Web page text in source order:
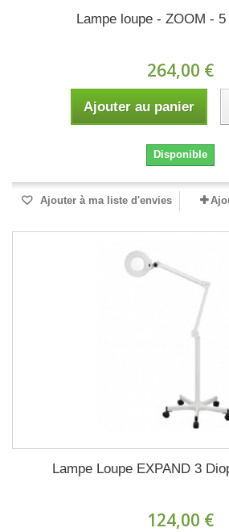
Lampe loupe - ZOOM -
264,00 €
Ajouter au panier
Disponible
Ajouter à ma liste d'envies
Lampe Loupe EXPAND 3
124,00 €